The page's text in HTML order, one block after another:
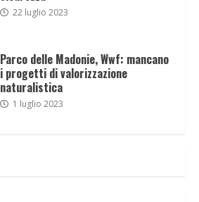
22 luglio 2023
Parco delle Madonie, Wwf: mancano
i progetti di valorizzazione
naturalistica
1 luglio 2023